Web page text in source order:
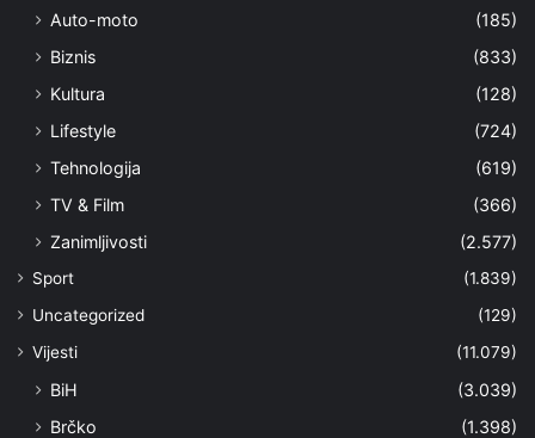
Auto-moto
(185)
Biznis
(833)
Kultura
(128)
Lifestyle
(724)
Tehnologija
(619)
TV & Film
(366)
Zanimljivosti
(2.577)
Sport
(1.839)
Uncategorized
(129)
Vijesti
(11.079)
BiH
(3.039)
Brčko
(1.398)